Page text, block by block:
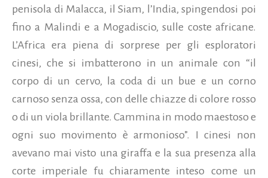
penisola di Malacca, il Siam, l’India, spingendosi poi
fino a Malindi e a Mogadiscio, sulle coste africane.
L’Africa era piena di sorprese per gli esploratori
cinesi, che si imbatterono in un animale con “il
corpo di un cervo, la coda di un bue e un corno
carnoso senza ossa, con delle chiazze di colore rosso
o di un viola brillante. Cammina in modo maestoso e
ogni suo movimento è armonioso”. I cinesi non
avevano mai visto una giraffa e la sua presenza alla
corte imperiale fu chiaramente inteso come un